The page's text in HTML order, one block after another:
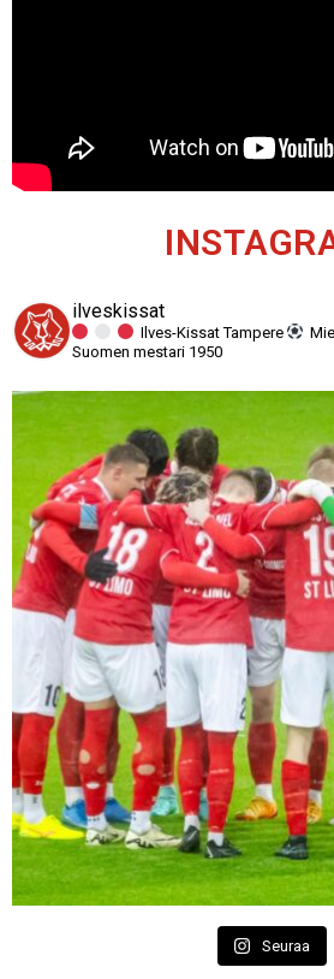
ilveskissat
Ilves-Kissat Tampere
Suomen mestari 1950
Seuraa